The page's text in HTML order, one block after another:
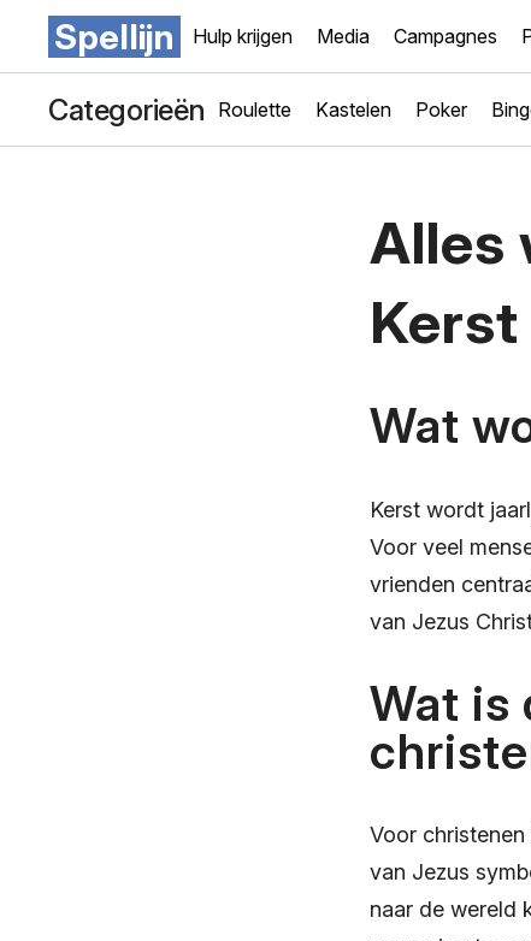
Spellijn Hulp krijgen Media Campagnes
Categorieën Roulette Kastelen Poker
Alles
Kerst
Wat
Kerst wordt
Voor veel
vrienden
van Jezus
Wat is
Voor
van Jezus
naar de wereld